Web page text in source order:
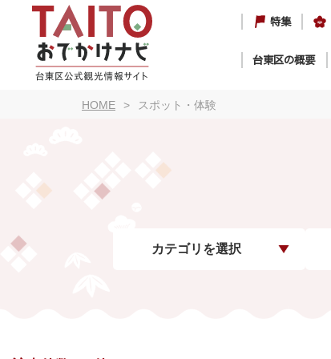
特集
台東区の概要
HOME スポット・体験
カテゴリを選択